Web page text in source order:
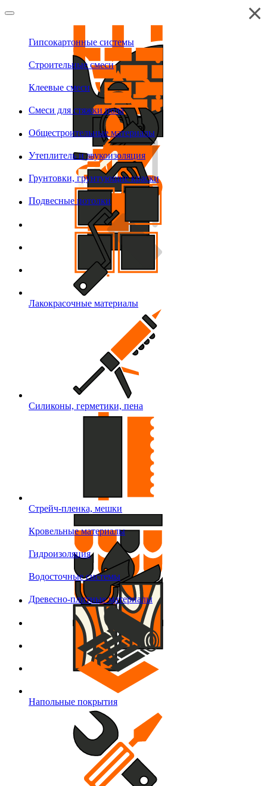
Гипсокартонные системы
Строительные смеси
Клеевые смеси
Смеси для стяжки пола
Общестроительные материалы
Утеплитель и звукоизоляция
Грунтовки, грунтующие краски
Подвесные потолки
Лакокрасочные материалы
Силиконы, герметики, пена
Стрейч-пленка, мешки
Кровельные материалы
Гидроизоляция
Водосточные системы
Древесно-плитные материалы
Напольные покрытия